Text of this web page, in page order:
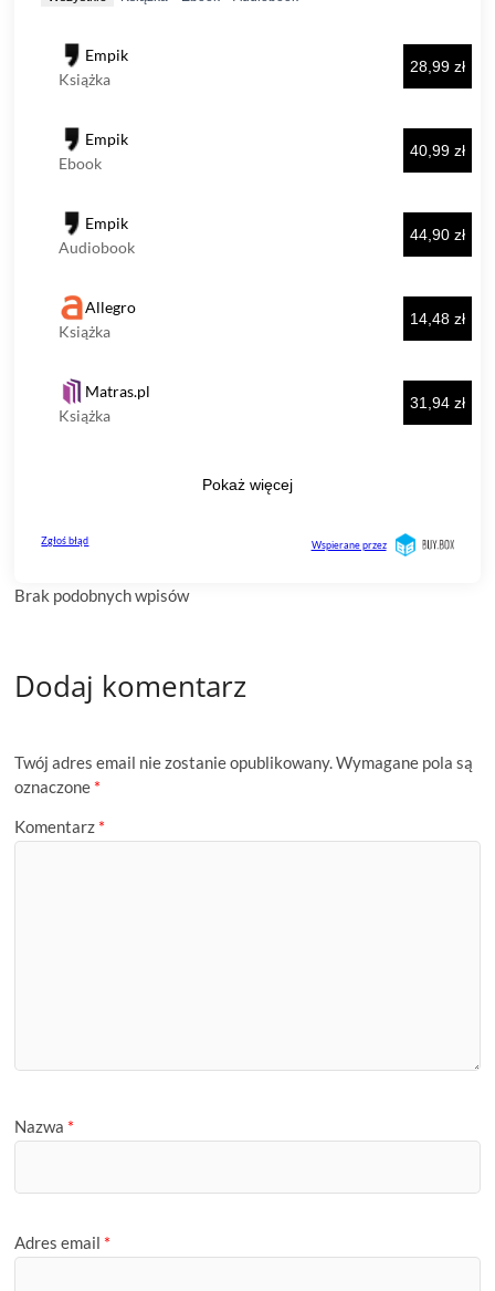
Brak podobnych wpisów
Dodaj komentarz
Twój adres email nie zostanie opublikowany.Wymagane pola są
oznaczone *
Komentarz *
Nazwa *
Adres email *